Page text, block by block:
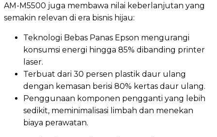
AM-M5500 juga membawa nilai keberlanjutan yang
semakin relevan di era bisnis hijau:
Teknologi Bebas Panas Epson mengurangi
konsumsi energi hingga 85% dibanding printer
laser.
Terbuat dari 30 persen plastik daur ulang
dengan kemasan berisi 80% kertas daur ulang.
Penggunaan komponen pengganti yang lebih
sedikit, meminimalisasi limbah dan menekan
biaya perawatan.